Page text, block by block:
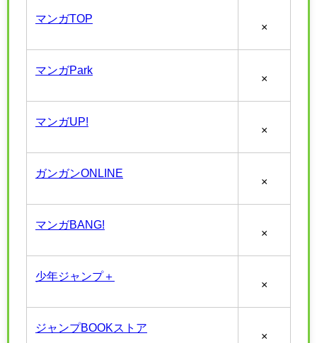
マンガTOP
×
マンガPark
×
マンガUP!
×
ガンガンONLINE
×
マンガBANG!
×
少年ジャンプ＋
×
ジャンプBOOKストア
×